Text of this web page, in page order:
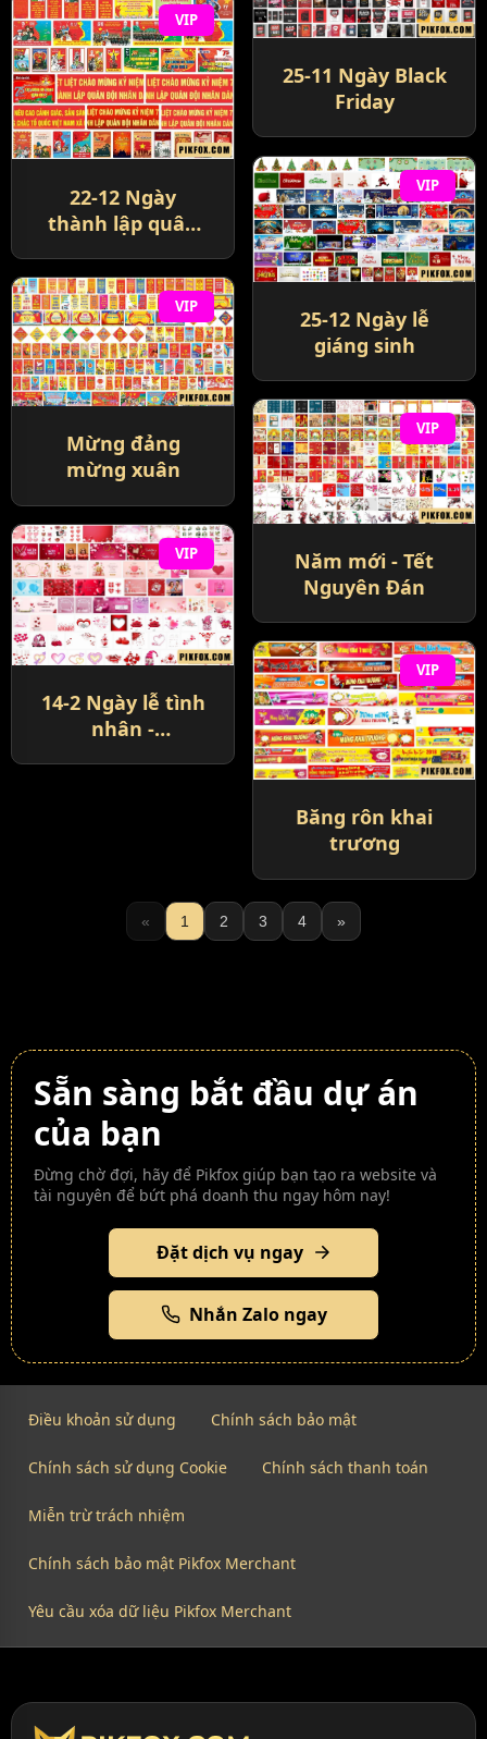
25-11 Ngày Black
Friday
VIP
22-12 Ngày
thành lập quân
Việt Nam
VIP
25-12 Ngày lễ
giáng sinh
VIP
Mừng đảng
mừng xuân
VIP
Năm mới - Tết
Nguyên Đán
VIP
14-2 Ngày lễ tình
nhân -
VIP
Băng rôn khai
trương
« 1 2 3 4 »
Sẵn sàng bắt đầu dự án
của bạn
Đừng chờ đợi, hãy để Pikfox giúp bạn tạo ra website và
tài nguyên để bứt phá doanh thu ngay hôm nay!
Đặt dịch vụ ngay
Nhắn Zalo ngay
Điều khoản sử dụng Chính sách bảo mật
Chính sách sử dụng Cookie Chính sách thanh toán
Miễn trừ trách nhiệm
Chính sách bảo mật Pikfox Merchant
Yêu cầu xóa dữ liệu Pikfox Merchant